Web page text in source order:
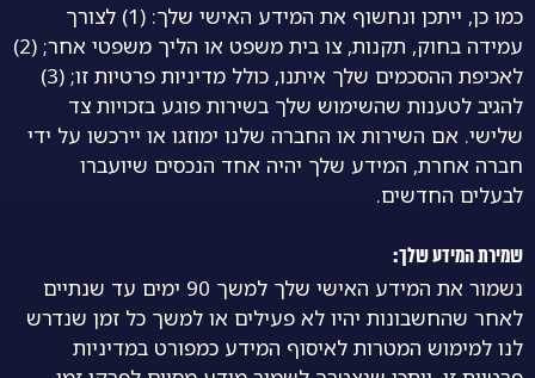
כמו כן, ייתכן ונחשוף את המידע האישי שלך: (1) לצורך
עמידה בחוק, תקנות, צו בית משפט או הליך משפטי אחר; (2)
לאכיפת ההסכמים שלך איתנו, כולל מדיניות פרטיות זו; (3)
להגיב לטענות שהשימוש שלך בשירות פוגע בזכויות צד
שלישי. אם השירות או החברה שלנו ימוזגו או יירכשו על ידי
חברה אחרת, המידע שלך יהיה אחד הנכסים שיועברו
לבעלים החדשים.
שמירת המידע שלך:
נשמור את המידע האישי שלך למשך 90 ימים עד שנתיים
לאחר שהחשבונות יהיו לא פעילים או למשך כל זמן שנדרש
לנו למימוש המטרות לאיסוף המידע כמפורט במדיניות